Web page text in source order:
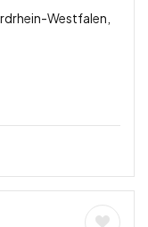
Westfalen,